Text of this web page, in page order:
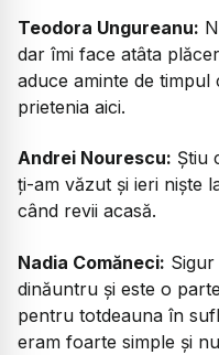
Teodora Ungureanu:
dar îmi face atâta
aduce aminte de
prietenia aici.
Andrei Nourescu: Știu
ți-am văzut și ieri niște
când revii acasă.
Nadia Comăneci:
dinăuntru și este o
pentru totdeauna în
eram foarte simple și